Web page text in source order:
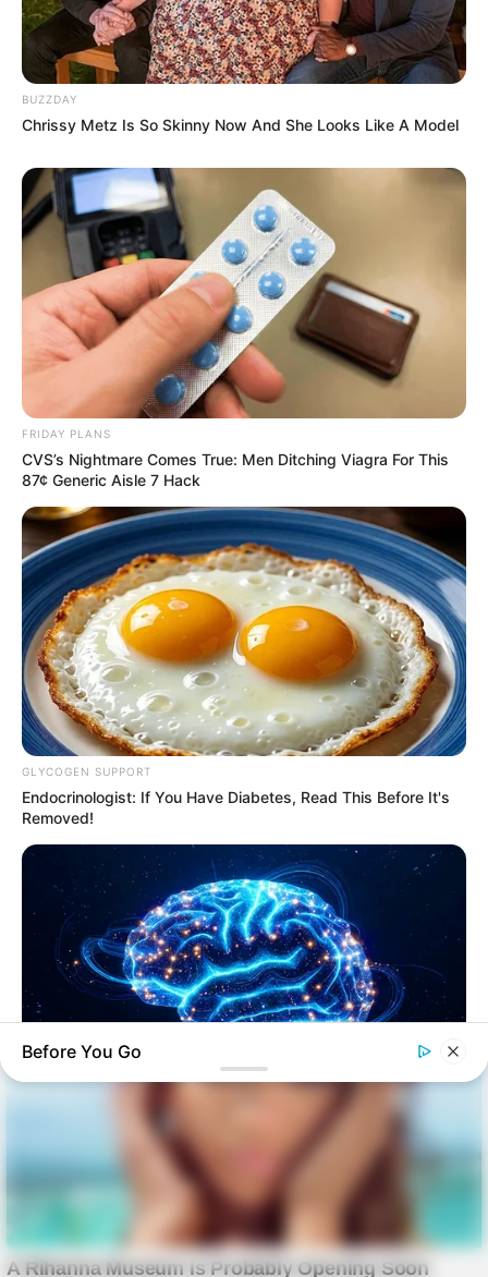
BUZZDAY
Chrissy Metz Is So Skinny Now And She Looks Like A Model
FRIDAY PLANS
CVS’s Nightmare Comes True: Men Ditching Viagra For This
87¢ Generic Aisle 7 Hack
GLYCOGEN SUPPORT
Endocrinologist: If You Have Diabetes, Read This Before It's
Removed!
Men 45+ Are Trying This To Perform Better
Before You Go